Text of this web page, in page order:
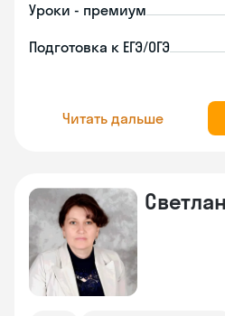
Уроки - премиум
Подготовка к ЕГЭ/ОГЭ
Читать дальше